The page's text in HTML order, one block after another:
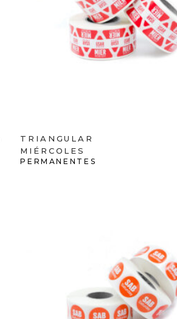
ADD TO CART
TRIANGULAR
MIÉRCOLES
PERMANENTES
ADD TO CART